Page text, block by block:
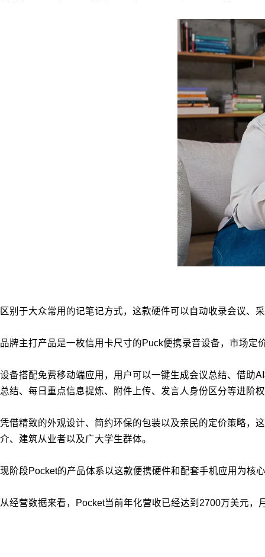
区别于大众常用的记笔记方式，这款硬件可以自动收录会议、
品牌主打产品是一枚信用卡尺寸的Puck便携录音设备，市场
设备搭配免费移动端应用，用户可以一键生成会议总结、借助
总结、每日重点信息提炼、附件上传、发言人身份区分等进阶
凭借精致的外观设计、简约环保的包装以及亲民的定价策略，
介、建筑从业者以及广大学生群体。
现阶段Pocket的产品体系以这款便携硬件和配套手机应用为核
从经营数据来看，Pocket当前年化营收已经达到2700万美元